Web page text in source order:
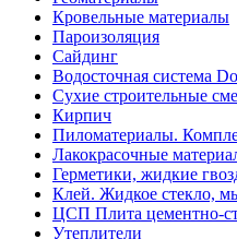
Кровельные материалы
Пароизоляция
Сайдинг
Водосточная система
Сухие строительные
Кирпич
Пиломатериалы.
Лакокрасочные
Герметики, жидкие
Клей. Жидкое стекло,
ЦСП Плита цементно-
Утеплители